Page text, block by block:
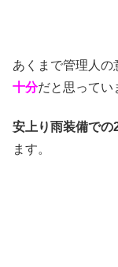
あくまで管理人の
十分だと思ってい
安上り雨装備での
ます。